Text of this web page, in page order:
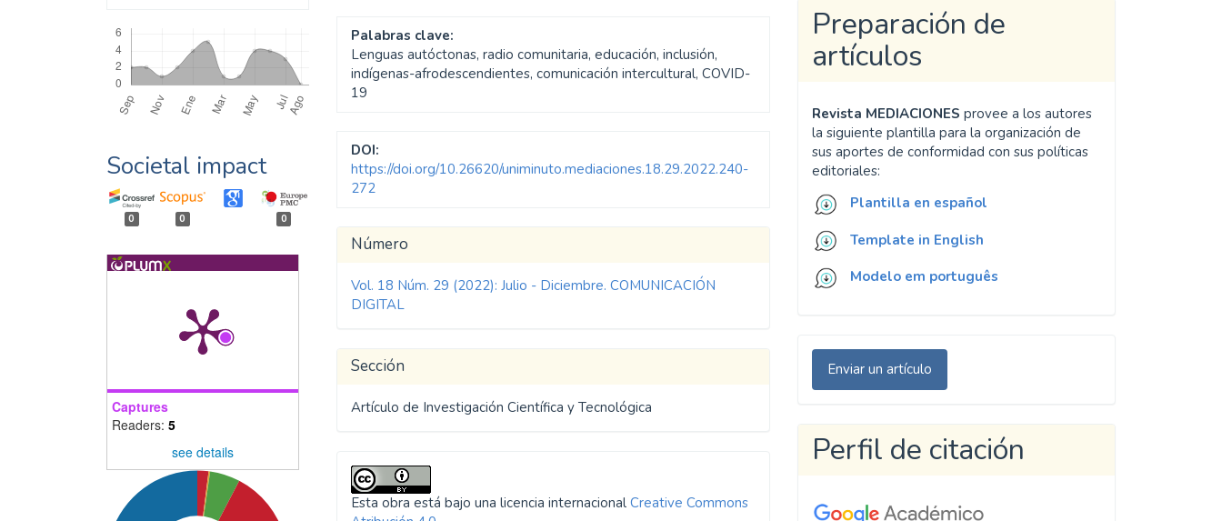
Societal impact
0 0 0
Captures
Readers: 5
see details
Palabras clave:
Lenguas autóctonas, radio comunitaria, educación, inclusión,
indígenas-afrodescendientes, comunicación intercultural, COVID-
19
DOI:
https://doi.org/10.26620/uniminuto.mediaciones.18.29.2022.240-
272
Detalles
del
artículo
Número
Vol. 18 Núm. 29 (2022): Julio - Diciembre. COMUNICACIÓN
DIGITAL
Sección
Artículo de Investigación Científica y Tecnológica
Esta obra está bajo una licencia internacionalCreative Commons
Preparación de
artículos
Revista MEDIACIONES provee a los autores
la siguiente plantilla para la organización de
sus aportes de conformidad con sus políticas
editoriales:
Plantilla en español
Template in English
Modelo em português
Enviar
unEnviar un artículo
Perfil de citación